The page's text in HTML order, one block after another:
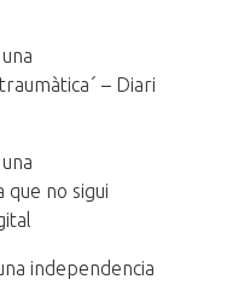
– Diari
que no sigui
independencia